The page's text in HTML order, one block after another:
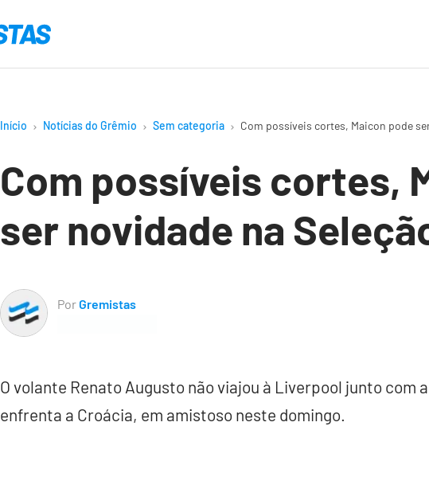
Início Notícias do Grêmio Sem categoria Com possíveis cortes, Maicon pode
Com possíveis cortes,
ser novidade na
PorGremistas
O volante Renato Augusto não viajou à Liverpool junto com
enfrenta a Croácia, em amistoso neste domingo.